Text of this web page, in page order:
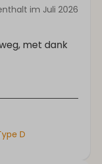
im Juli 2026
met dank
D